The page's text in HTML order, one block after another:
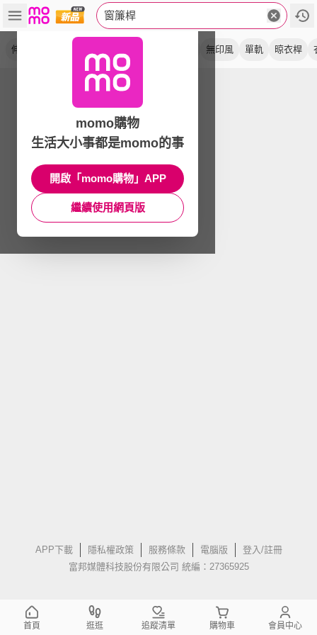
窗簾桿
伸縮桿 無印風 單軌 晾衣桿
APP下載 隱私權政策 服務條款 電腦版
登入/註冊
富邦媒體科技股份有限公司 統編：27365925
momo購物
生活大小事都是momo的事
開啟「momo購物」APP
繼續使用網頁版
首頁 逛逛 追蹤清單 購物車 會員中心